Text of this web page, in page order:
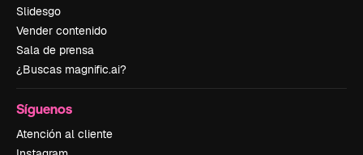
Slidesgo
Vender contenido
Sala de prensa
¿Buscas magnific.ai?
Síguenos
Atención al cliente